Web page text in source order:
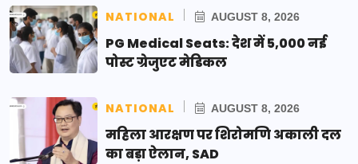
NATIONAL AUGUST 8, 2026
PG Medical Seats: देश में 5,000 नई
पोस्ट ग्रेजुएट मेडिकल
NATIONAL AUGUST 8, 2026
महिला आरक्षण पर शिरोमणि अकाली दल
का बड़ा ऐलान, SAD